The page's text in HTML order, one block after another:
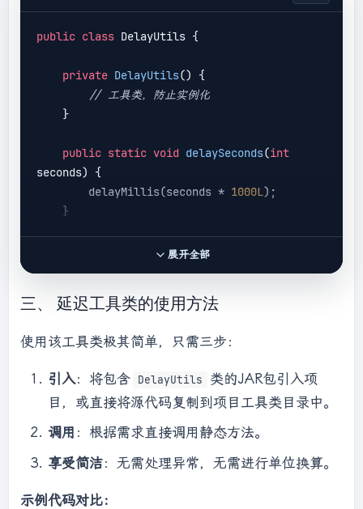
public class DelayUtils {
private DelayUtils()
{
// 工具类，防止实例化
public static void delaySeconds(int
seconds)
{
        delayMillis(seconds *
1000L);
void delayMinutes
    }
private static void delayMillis
if (millis <= 0) {
return;
        }
            Thread.sleep(millis);
展开全部
三、 延迟工具类的使用方法
使用该工具类极其简单，只需三步：
引入：将包含 DelayUtils
类的JAR包引入项
目，或直接将源代码复制到项目工具类目录中。
调用 ：根据需求直接调用静态方法。
享受简洁：无需处理异常，无需进行单位换算。
示例代码对比：